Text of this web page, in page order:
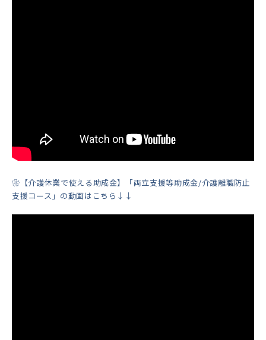
❀【介護休業で使える助成金】「両立支援等助成金/介護離職防止
支援コース」の動画はこちら↓↓